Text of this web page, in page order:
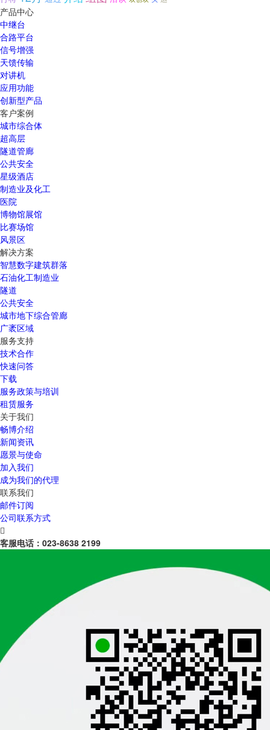
产品中心
中继台
合路平台
信号增强
天馈传输
对讲机
应用功能
创新型产品
客户案例
城市综合体
超高层
隧道管廊
公共安全
星级酒店
制造业及化工
医院
博物馆展馆
比赛场馆
风景区
解决方案
智慧数字建筑群落
石油化工制造业
隧道
公共安全
城市地下综合管廊
广袤区域
服务支持
技术合作
快速问答
下载
服务政策与培训
租赁服务
关于我们
畅博介绍
新闻资讯
愿景与使命
加入我们
成为我们的代理
联系我们
邮件订阅
公司联系方式

客服电话： 023-8638 2199